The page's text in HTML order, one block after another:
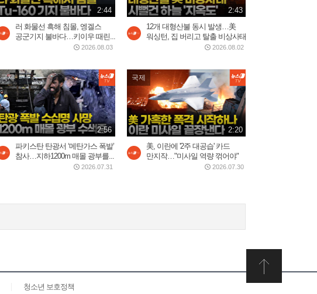
사우디, 이라크·후티...
2026.07.30
제니, 롤라팔루자 무슨 일...
美 혹평에 전 세계 팬들 '난리'
2026.08.04
2:44
러 화물선 흑해 침몰, 엥겔스
공군기지 불바다…키이우 때린...
2026.08.03
2:43
12개 대형산불 동시 발생…美
워싱턴, 집 버리고 탈출 비상사태
2026.08.02
국제
2:56
파키스탄 탄광서 ‘메탄가스 폭발’
참사…지하1200m 매몰 광부를...
2026.07.31
국제
2:20
美, 이란에 '2주 대공습' 카드
만지작…"미사일 역량 꺾어야"
2026.07.30
청소년 보호정책